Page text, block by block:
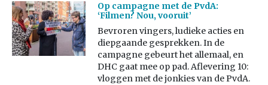
Op campagne met de PvdA:
‘Filmen? Nou, vooruit’
Bevroren vingers, ludieke acties en
diepgaande gesprekken. In de
campagne gebeurt het allemaal, en
DHC gaat mee op pad. Aflevering 10:
vloggen met de jonkies van de PvdA.